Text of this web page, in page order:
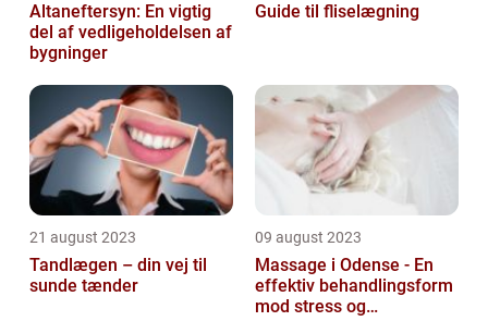
Altaneftersyn: En vigtig
del af vedligeholdelsen af
bygninger
Guide til fliselægning
21 august 2023
Tandlægen – din vej til
sunde tænder
09 august 2023
Massage i Odense - En
effektiv behandlingsform
mod stress og